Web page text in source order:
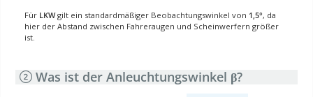
Für LKWgilt ein standardmäßiger Beobachtungswinkel von 1,5°, da
hier der Abstand zwischen Fahreraugen und Scheinwerfern größer
ist.
Was ist der Anleuchtungswinkel β?